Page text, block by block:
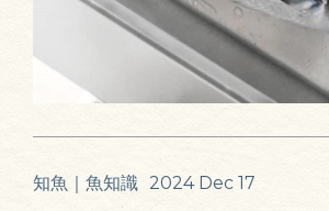
知魚｜魚知識 2024 Dec 17